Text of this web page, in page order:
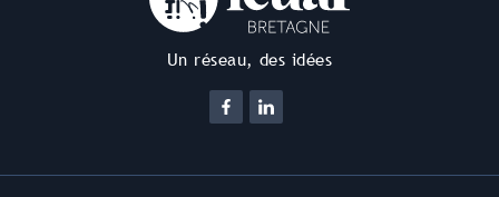
Un réseau, des idées